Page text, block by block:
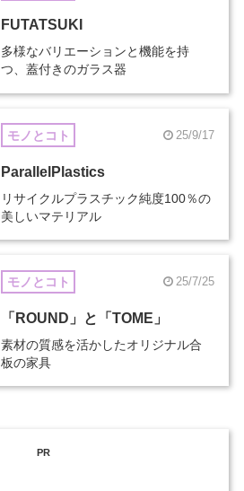
FUTATSUKI
多様なバリエーションと機能を持
つ、蓋付きのガラス器
モノとコト 25/9/17
ParallelPlastics
リサイクルプラスチック純度100％の
美しいマテリアル
モノとコト 25/7/25
「ROUND」と「TOME」
素材の質感を活かしたオリジナル合
板の家具
PR